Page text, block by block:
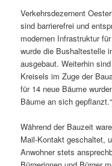
Verkehrsdezernent
sind barrierefrei und
modernen Infrastruktur
wurde die Bushaltestelle
ausgebaut. Weiterhin
Kreisels im Zuge der
für 14 neue Bäume
Bäume an sich gepflanzt.“
Während der Bauzeit
Mail-Kontakt geschaltet,
Anwohner stets